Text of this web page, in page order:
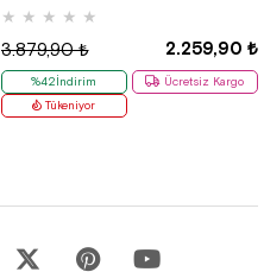
★ ★ ★ ★ ★
2.259,90 ₺
3.879,90 ₺
%42İndirim
Ücretsiz Kargo
Tükeniyor